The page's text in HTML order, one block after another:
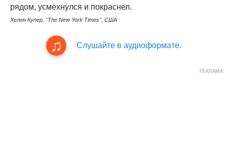
рядом, усмехнулся и покраснел.
Хелен Купер, "The New York Times", США
Слушайте в аудиоформате.